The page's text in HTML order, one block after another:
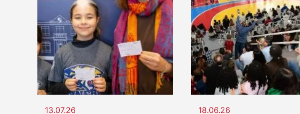
13.07.26 18.06.26